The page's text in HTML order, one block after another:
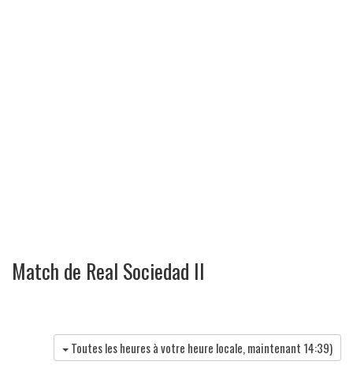
Match de Real Sociedad II
Toutes les heures à votre heure locale, maintenant 14:39)